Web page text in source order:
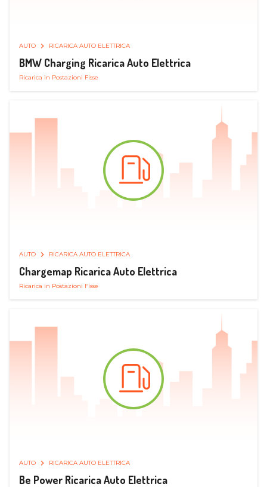
AUTO RICARICA AUTO ELETTRICA
BMW Charging Ricarica Auto Elettrica
Ricarica in Postazioni Fisse
AUTO RICARICA AUTO ELETTRICA
Chargemap Ricarica Auto Elettrica
Ricarica in Postazioni Fisse
AUTO RICARICA AUTO ELETTRICA
Be Power Ricarica Auto Elettrica